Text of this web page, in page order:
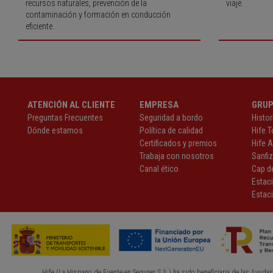
recursos naturales, prevención de la
contaminación y formación en conducción
eficiente.
viaje.
ATENCIÓN AL CLIENTE
Preguntas Frecuentes
Dónde estamos
EMPRESA
Seguridad a bordo
Política de calidad
Certificados y premios
Trabaja con nosotros
Canal ético
Hife
Hife
Sanfiz
Cap